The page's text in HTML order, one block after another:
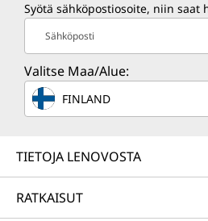
Syötä sähköpostiosoite, niin saat
Sähköposti
Valitse Maa/Alue:
FINLAND
TIETOJA LENOVOSTA
RATKAISUT